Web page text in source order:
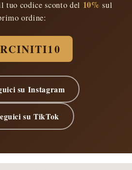
tuo codice sconto del 10% sul
ordine:
su Instagram
su TikTok